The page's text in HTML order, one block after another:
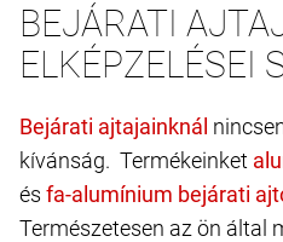
BEJÁRATI
ELKÉPZELÉSEI
kívánság. Termékeinket
és
Természetesen az ön által